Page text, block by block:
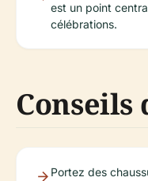
est un point
célébrations.
Conseils
Portez des